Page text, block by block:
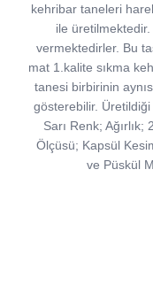
kehribar taneleri
ile
vermektedirler. Bu
mat 1.kalite sıkma
tanesi birbirinin
gösterebilir.
Sarı Renk;
Ölçüsü; Kapsül
ve Püskül